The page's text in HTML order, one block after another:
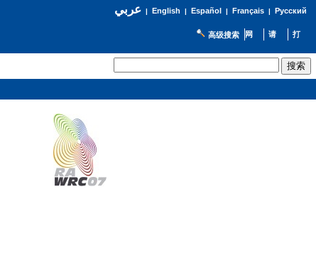
عربي| English | Español | Français| Русский
高级搜索